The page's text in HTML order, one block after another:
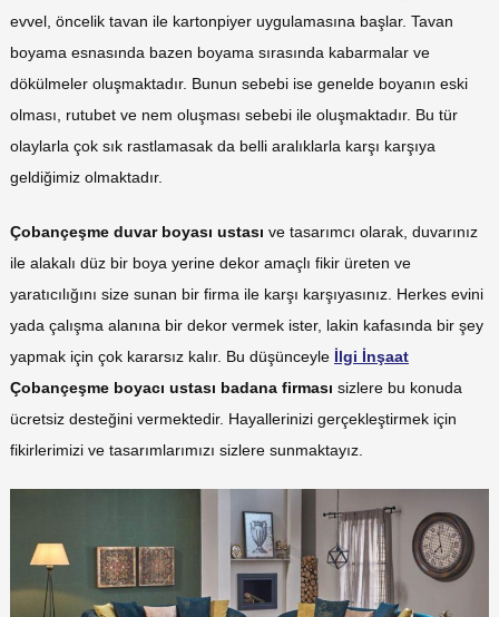
evvel, öncelik tavan ile kartonpiyer uygulamasına başlar. Tavan
boyama esnasında bazen boyama sırasında kabarmalar ve
dökülmeler oluşmaktadır. Bunun sebebi ise genelde boyanın eski
olması, rutubet ve nem oluşması sebebi ile oluşmaktadır. Bu tür
olaylarla çok sık rastlamasak da belli aralıklarla karşı karşıya
geldiğimiz olmaktadır.
Çobançeşme duvar boyası ustası ve tasarımcı olarak, duvarınız
ile alakalı düz bir boya yerine dekor amaçlı fikir üreten ve
yaratıcılığını size sunan bir firma ile karşı karşıyasınız. Herkes evini
yada çalışma alanına bir dekor vermek ister, lakin kafasında bir şey
yapmak için çok kararsız kalır. Bu düşünceyle İlgi İnşaat
Çobançeşme boyacı ustası badana firması sizlere bu konuda
ücretsiz desteğini vermektedir. Hayallerinizi gerçekleştirmek için
fikirlerimizi ve tasarımlarımızı sizlere sunmaktayız.